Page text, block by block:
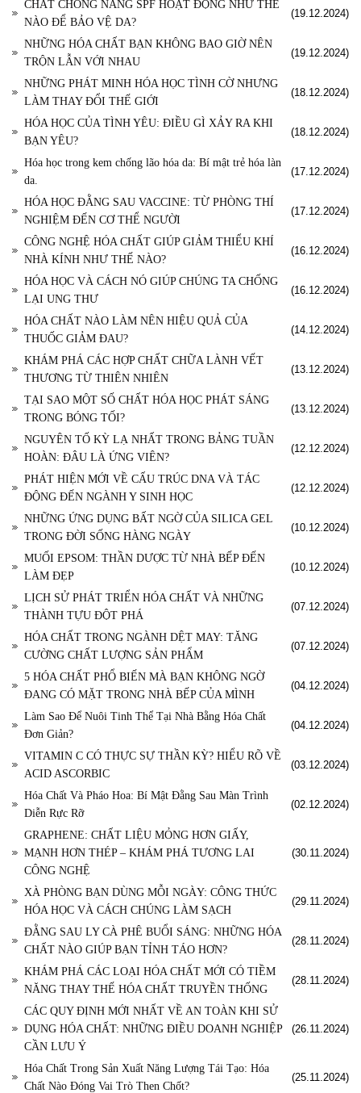
CHẤT CHỐNG NẮNG SPF HOẠT ĐỘNG NHƯ THẾ
NÀO ĐỂ BẢO VỆ DA?
(19.12.2024)
NHỮNG HÓA CHẤT BẠN KHÔNG BAO GIỜ NÊN
TRỘN LẪN VỚI NHAU
(19.12.2024)
NHỮNG PHÁT MINH HÓA HỌC TÌNH CỜ NHƯNG
LÀM THAY ĐỔI THẾ GIỚI
(18.12.2024)
HÓA HỌC CỦA TÌNH YÊU: ĐIỀU GÌ XẢY RA KHI
BẠN YÊU?
(18.12.2024)
Hóa học trong kem chống lão hóa da: Bí mật trẻ hóa làn
da.
(17.12.2024)
HÓA HỌC ĐẰNG SAU VACCINE: TỪ PHÒNG THÍ
NGHIỆM ĐẾN CƠ THỂ NGƯỜI
(17.12.2024)
CÔNG NGHỆ HÓA CHẤT GIÚP GIẢM THIỂU KHÍ
NHÀ KÍNH NHƯ THẾ NÀO?
(16.12.2024)
HÓA HỌC VÀ CÁCH NÓ GIÚP CHÚNG TA CHỐNG
LẠI UNG THƯ
(16.12.2024)
HÓA CHẤT NÀO LÀM NÊN HIỆU QUẢ CỦA
THUỐC GIẢM ĐAU?
(14.12.2024)
KHÁM PHÁ CÁC HỢP CHẤT CHỮA LÀNH VẾT
THƯƠNG TỪ THIÊN NHIÊN
(13.12.2024)
TẠI SAO MỘT SỐ CHẤT HÓA HỌC PHÁT SÁNG
TRONG BÓNG TỐI?
(13.12.2024)
NGUYÊN TỐ KỲ LẠ NHẤT TRONG BẢNG TUẦN
HOÀN: ĐÂU LÀ ỨNG VIÊN?
(12.12.2024)
PHÁT HIỆN MỚI VỀ CẤU TRÚC DNA VÀ TÁC
ĐỘNG ĐẾN NGÀNH Y SINH HỌC
(12.12.2024)
NHỮNG ỨNG DỤNG BẤT NGỜ CỦA SILICA GEL
TRONG ĐỜI SỐNG HÀNG NGÀY
(10.12.2024)
MUỐI EPSOM: THẦN DƯỢC TỪ NHÀ BẾP ĐẾN
LÀM ĐẸP
(10.12.2024)
LỊCH SỬ PHÁT TRIỂN HÓA CHẤT VÀ NHỮNG
THÀNH TỰU ĐỘT PHÁ
(07.12.2024)
HÓA CHẤT TRONG NGÀNH DỆT MAY: TĂNG
CƯỜNG CHẤT LƯỢNG SẢN PHẨM
(07.12.2024)
5 HÓA CHẤT PHỔ BIẾN MÀ BẠN KHÔNG NGỜ
ĐANG CÓ MẶT TRONG NHÀ BẾP CỦA MÌNH
(04.12.2024)
Làm Sao Để Nuôi Tinh Thể Tại Nhà Bằng Hóa Chất
Đơn Giản?
(04.12.2024)
VITAMIN C CÓ THỰC SỰ THẦN KỲ? HIỂU RÕ VỀ
ACID ASCORBIC
(03.12.2024)
Hóa Chất Và Pháo Hoa: Bí Mật Đằng Sau Màn Trình
Diễn Rực Rỡ
(02.12.2024)
GRAPHENE: CHẤT LIỆU MỎNG HƠN GIẤY,
MẠNH HƠN THÉP – KHÁM PHÁ TƯƠNG LAI
CÔNG NGHỆ
(30.11.2024)
XÀ PHÒNG BẠN DÙNG MỖI NGÀY: CÔNG THỨC
HÓA HỌC VÀ CÁCH CHÚNG LÀM SẠCH
(29.11.2024)
ĐẰNG SAU LY CÀ PHÊ BUỔI SÁNG: NHỮNG HÓA
CHẤT NÀO GIÚP BẠN TỈNH TÁO HƠN?
(28.11.2024)
KHÁM PHÁ CÁC LOẠI HÓA CHẤT MỚI CÓ TIỀM
NĂNG THAY THẾ HÓA CHẤT TRUYỀN THỐNG
(28.11.2024)
CÁC QUY ĐỊNH MỚI NHẤT VỀ AN TOÀN KHI SỬ
DỤNG HÓA CHẤT: NHỮNG ĐIỀU DOANH NGHIỆP
CẦN LƯU Ý
(26.11.2024)
Hóa Chất Trong Sản Xuất Năng Lượng Tái Tạo: Hóa
Chất Nào Đóng Vai Trò Then Chốt?
(25.11.2024)